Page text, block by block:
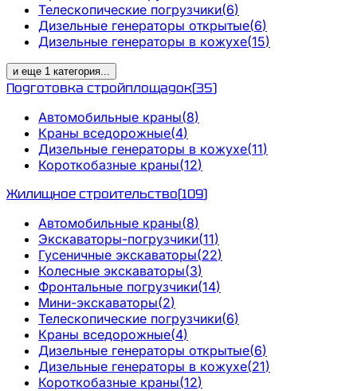
Телескопические погрузчики(6)
Дизельные генераторы открытые(6)
Дизельные генераторы в кожухе(15)
и еще 1 категория...
Подготовка стройплощадок(35)
Автомобильные краны(8)
Краны вседорожные(4)
Дизельные генераторы в кожухе(11)
Короткобазные краны(12)
Жилищное строительство(109)
Автомобильные краны(8)
Экскаваторы-погрузчики(11)
Гусеничные экскаваторы(22)
Колесные экскаваторы(3)
Фронтальные погрузчики(14)
Мини-экскаваторы(2)
Телескопические погрузчики(6)
Краны вседорожные(4)
Дизельные генераторы открытые(6)
Дизельные генераторы в кожухе(21)
Короткобазные краны(12)